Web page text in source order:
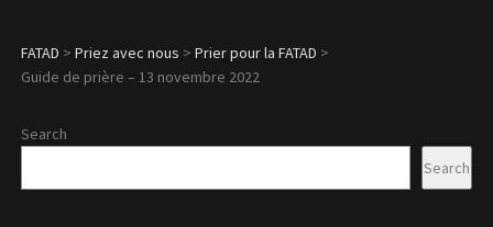
FATAD > Priez avec nous > Prier pour la FATAD >
Guide de prière – 13 novembre 2022
Search
Search